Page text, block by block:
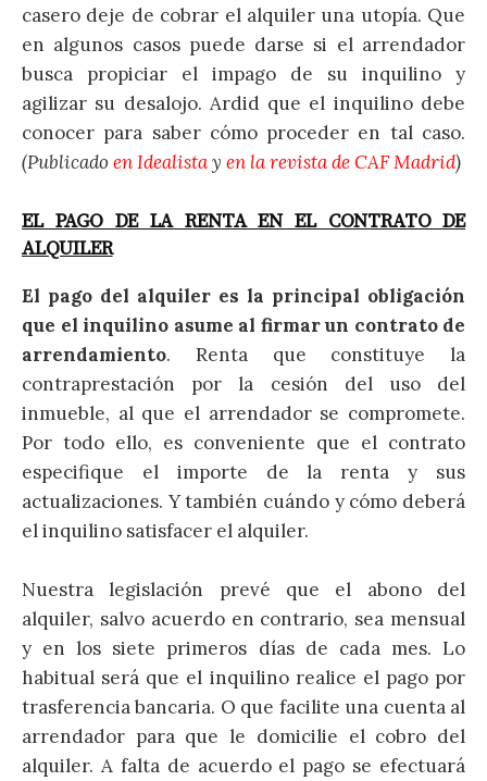
casero deje de cobrar el alquiler una utopía. Que
en algunos casos puede darse si el arrendador
busca propiciar el impago de su inquilino y
agilizar su desalojo. Ardid que el inquilino debe
conocer para saber cómo proceder en tal caso.
(Publicado en Idealistay en la revista de CAF Madrid)
EL PAGO DE LA RENTA EN EL CONTRATO DE
ALQUILER
El pago del alquiler es la principal obligación
que el inquilino asume al firmar un contrato de
arrendamiento. Renta que constituye la
contraprestación por la cesión del uso del
inmueble, al que el arrendador se compromete.
Por todo ello, es conveniente que el contrato
especifique el importe de la renta y sus
actualizaciones. Y también cuándo y cómo deberá
el inquilino satisfacer el alquiler.
Nuestra legislación prevé que el abono del
alquiler, salvo acuerdo en contrario, sea mensual
y en los siete primeros días de cada mes. Lo
habitual será que el inquilino realice el pago por
trasferencia bancaria. O que facilite una cuenta al
arrendador para que le domicilie el cobro del
alquiler. A falta de acuerdo el pago se efectuará